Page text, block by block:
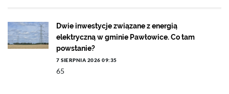
Dwie inwestycje związane z energią
elektryczną w gminie Pawłowice. Co tam
powstanie?
7 SIERPNIA 2026 09:35
65